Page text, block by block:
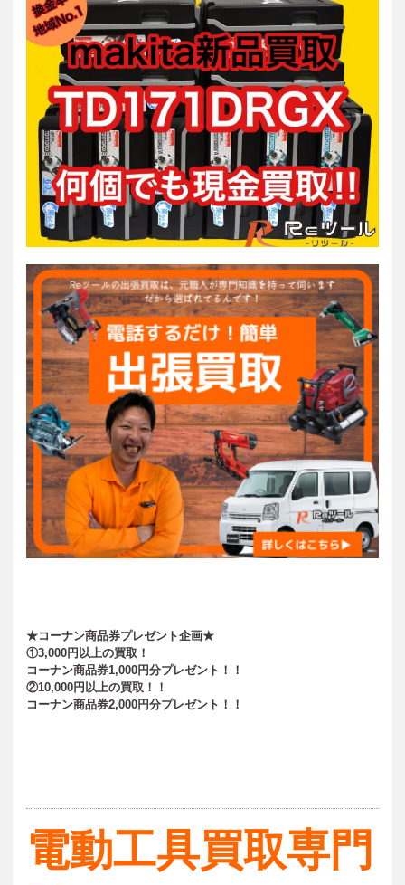
★コーナン商品券プレゼント企画★
①3,000円以上の買取！
コーナン商品券1,000円分プレゼント！！
②10,000円以上の買取！！
コーナン商品券2,000円分プレゼント！！
電動工具買取専門